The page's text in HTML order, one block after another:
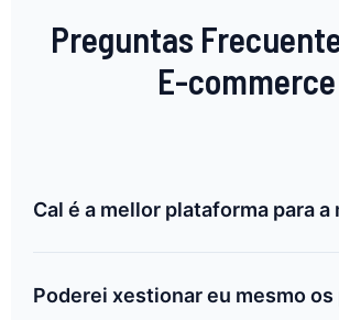
Preguntas
E-commerce
Cal é a mellor plataforma para a
Poderei xestionar eu mesmo